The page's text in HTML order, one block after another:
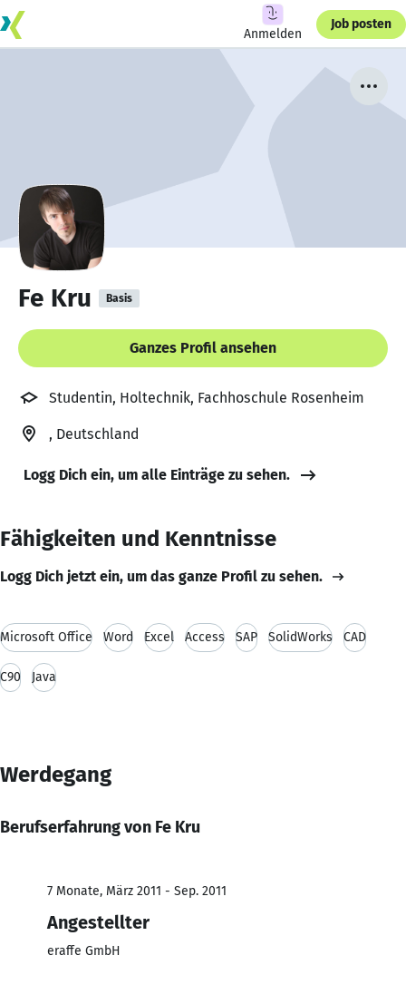
Anmelden
Job posten
Fe Kru Basis
Ganzes Profil ansehen
Studentin, Holtechnik, Fachhoschule Rosenheim
, Deutschland
Logg Dich ein, um alle Einträge zu sehen.
Fähigkeiten und Kenntnisse
Logg Dich jetzt ein, um das ganze Profil zu sehen.
Microsoft Office Word Excel Access SAP SolidWorks CAD
C90 Java
Werdegang
Berufserfahrung von Fe Kru
7 Monate, März 2011 - Sep. 2011
Angestellter
eraffe GmbH